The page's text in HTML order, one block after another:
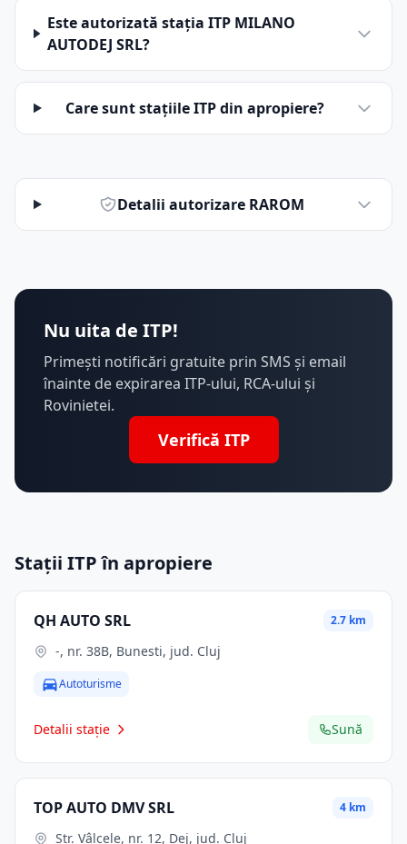
Este autorizată stația ITP MILANO
AUTODEJ SRL?
Care sunt stațiile ITP din apropiere?
Detalii autorizare RAROM
Nu uita de ITP!
Primești notificări gratuite prin SMS și email
înainte de expirarea ITP-ului, RCA-ului și
Rovinietei.
Verifică ITP
Stații ITP în apropiere
QH AUTO SRL 2.7 km
-, nr. 38B, Bunesti, jud. Cluj
Autoturisme
Detalii stație Sună
TOP AUTO DMV SRL 4 km
Str. Vâlcele, nr. 12, Dej, jud. Cluj